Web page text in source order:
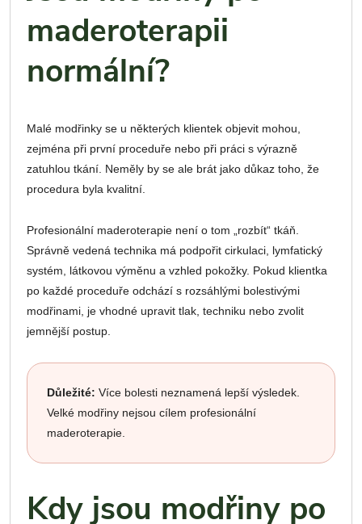
maderoterapii
normální?
Malé modřinky se u některých klientek objevit mohou,
zejména při první proceduře nebo při práci s výrazně
zatuhlou tkání. Neměly by se ale brát jako důkaz toho, že
procedura byla kvalitní.
Profesionální maderoterapie není o tom „rozbít“ tkáň.
Správně vedená technika má podpořit cirkulaci, lymfatický
systém, látkovou výměnu a vzhled pokožky. Pokud klientka
po každé proceduře odchází s rozsáhlými bolestivými
modřinami, je vhodné upravit tlak, techniku nebo zvolit
jemnější postup.
Důležité: Více bolesti neznamená lepší výsledek.
Velké modřiny nejsou cílem profesionální
maderoterapie.
Kdy jsou modřiny po